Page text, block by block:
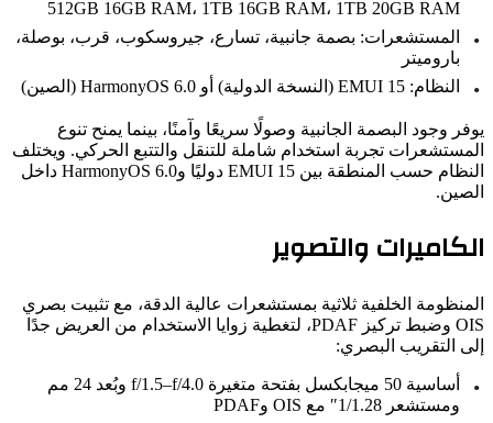
512GB 16GB RAM، 1TB 16GB RAM، 1TB 20GB RAM
المستشعرات: بصمة جانبية، تسارع، جيروسكوب، قرب، بوصلة،
باروميتر
النظام: EMUI 15 (النسخة الدولية) أو HarmonyOS 6.0 (الصين)
وجود البصمة الجانبية وصولًا سريعًا وآمنًا، بينما يمنح تنوع
تجربة استخدام شاملة للتنقل والتتبع الحركي. ويختلف
النظام حسب المنطقة بين EMUI 15 دوليًا وHarmonyOS 6.0 داخل
والتصوير
الخلفية ثلاثية بمستشعرات عالية الدقة، مع تثبيت بصري
OIS وضبط تركيز PDAF، لتغطية زوايا الاستخدام من العريض جدًا
التقريب البصري:
أساسية 50 ميجابكسل بفتحة متغيرة f/1.5–f/4.0 وبُعد 24 مم
ومستشعر 1/1.28″ مع OIS وPDAF